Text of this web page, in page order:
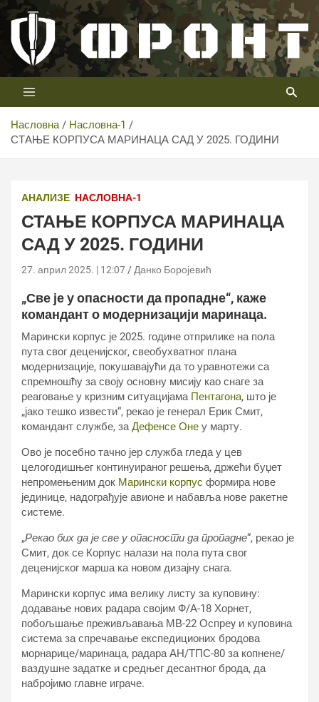
Скип
цонтент
Телевизија ФРОНТ
Први војни канал у Србији
Насловна
Насловна-1
СТАЊЕ КОРПУСА МАРИНАЦА САД У 2025. ГОДИНИ
АНАЛИЗЕ НАСЛОВНА-1
СТАЊЕ КОРПУСА МАРИНАЦА
САД У 2025. ГОДИНИ
27. април 2025. | 12:07 Данко Боројевић
„Све је у опасности да пропадне“, каже
командант о модернизацији маринаца.
Марински корпус је 2025. године отприлике на пола
пута свог деценијског, свеобухватног плана
модернизације, покушавајући да то уравнотежи са
спремношћу за своју основну мисију као снаге за
реаговање у кризним ситуацијама Пентагона, што је
„јако тешко извести“, рекао је генерал Ерик Смит,
командант службе, заДефенсе Оне у марту.
Ово је посебно тачно јер служба гледа у цев
целогодишњег континуираног решења, држећи буџет
непромењеним док Марински корпус формира нове
јединице, надограђује авионе и набавља нове ракетне
системе.
„Рекао бих да је све у опасности да пропадне“, рекао је
Смит, док се Корпус налази на пола пута свог
деценијског марша ка новом дизајну снага.
Марински корпус има велику листу за куповину:
додавање нових радара својим Ф/А-18 Хорнет,
побољшање преживљавања МВ-22 Оспреy и куповина
система за спречавање експедиционих бродова
морнарице/маринаца, радара АН/ТПС-80 за копнене/
ваздушне задатке и средњег десантног брода, да
набројимо главне играче.